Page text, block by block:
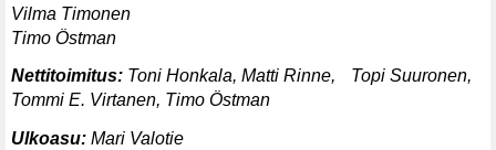
Vilma Timonen
Timo Östman
Nettitoimitus: Toni Honkala, Matti Rinne, Topi Suuronen,
Tommi E. Virtanen, Timo Östman
Ulkoasu: Mari Valotie